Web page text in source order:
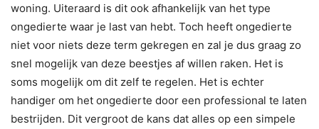
woning. Uiteraard is dit ook afhankelijk van het type
ongedierte waar je last van hebt. Toch heeft ongedierte
niet voor niets deze term gekregen en zal je dus graag zo
snel mogelijk van deze beestjes af willen raken. Het is
soms mogelijk om dit zelf te regelen. Het is echter
handiger om het ongedierte door een professional te laten
bestrijden. Dit vergroot de kans dat alles op een simpele